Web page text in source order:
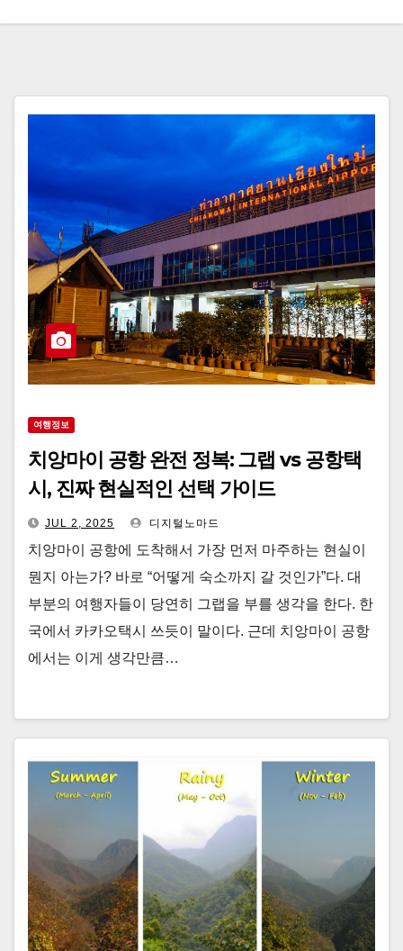
여행정보
치앙마이 공항 완전 정복: 그랩 vs 공항택
시, 진짜 현실적인 선택 가이드
JUL 2, 2025 디지털노마드
치앙마이 공항에 도착해서 가장 먼저 마주하는 현실이
뭔지 아는가? 바로 “어떻게 숙소까지 갈 것인가”다. 대
부분의 여행자들이 당연히 그랩을 부를 생각을 한다. 한
국에서 카카오택시 쓰듯이 말이다. 근데 치앙마이 공항
에서는 이게 생각만큼…